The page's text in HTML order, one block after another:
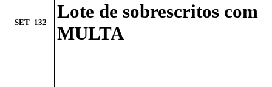
SET_132
Lote de sobrescritos com
MULTA